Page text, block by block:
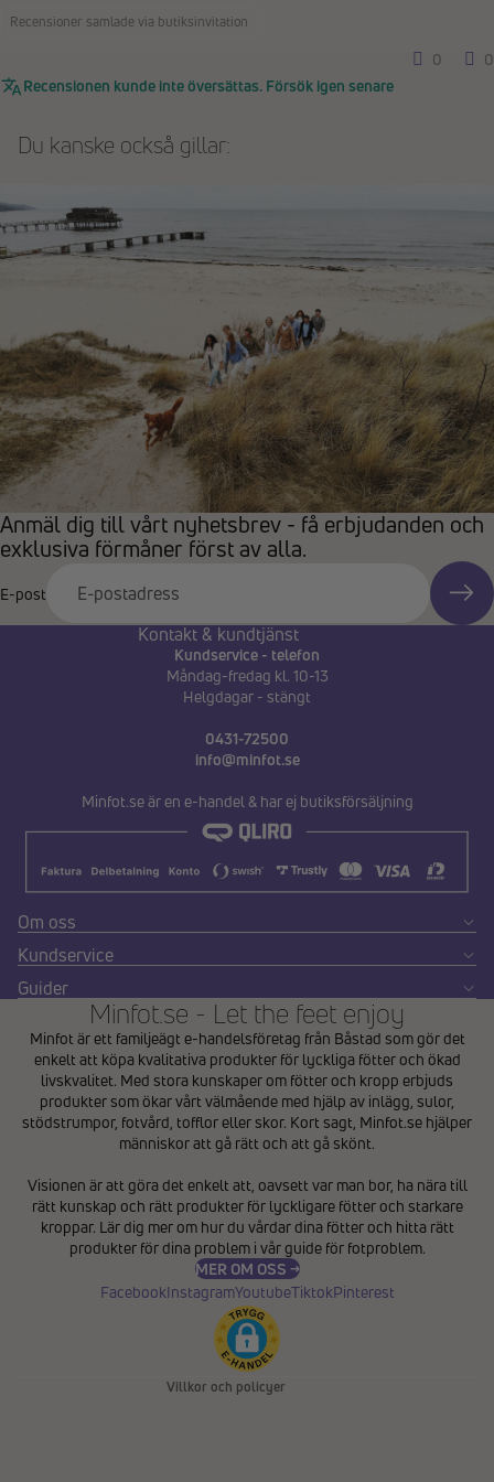
Recensioner samlade via butiksinvitation
0
0
Recensionen kunde inte översättas. Försök igen senare
Du kanske också gillar:
Anmäl dig till vårt nyhetsbrev - få erbjudanden och
exklusiva förmåner först av alla.
E-post
Kontakt & kundtjänst
Kundservice - telefon
Måndag-fredag kl. 10-13
Helgdagar - stängt
0431-72500
info@minfot.se
Minfot.se är en e-handel & har ej butiksförsäljning
Om oss
Kundservice
Guider
Minfot.se - Let the feet enjoy
Minfot är ett familjeägt e-handelsföretag från Båstad som gör det
enkelt att köpa kvalitativa produkter för lyckliga fötter och ökad
livskvalitet. Med stora kunskaper om fötter och kropp erbjuds
produkter som ökar vårt välmående med hjälp av inlägg, sulor,
stödstrumpor, fotvård, tofflor eller skor. Kort sagt, Minfot.se hjälper
människor att gå rätt och att gå skönt.
Visionen är att göra det enkelt att, oavsett var man bor, ha nära till
rätt kunskap och rätt produkter för lyckligare fötter och starkare
kroppar. Lär dig mer om hur du vårdar dina fötter och hitta rätt
produkter för dina problem i vårguide för fotproblem.
MER OM OSS →
FacebookInstagramYoutubeTiktokPinterest
Villkor och policyer
Återbetalningspolicy
Användarvillkor
Fraktpolicy
Kontaktinformation
Avbeställningspolicy
Rättsligt meddelande